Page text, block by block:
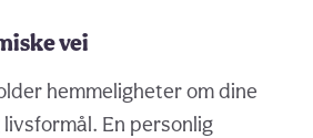
vei
hemmeligheter om dine
En personlig